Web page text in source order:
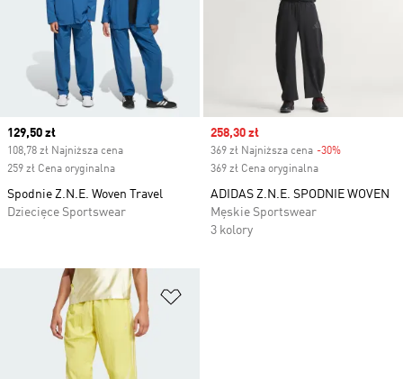
Current price
129,50 zł
108,78 zł Najniższa cena
259 zł Cena oryginalna
Spodnie Z.N.E. Woven Travel
Dziecięce Sportswear
Sale price
258,30 zł
369 zł Najniższa cena -30%
369 zł Cena oryginalna
ADIDAS Z.N.E. SPODNIE WOVEN
Męskie Sportswear
3 kolory